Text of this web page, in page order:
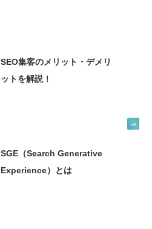
SEO集客のメリット・デメリ
ットを解説！
SGE（Search Generative
Experience）とは